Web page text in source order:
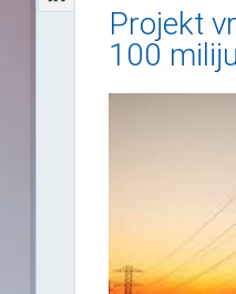
Projekt
100